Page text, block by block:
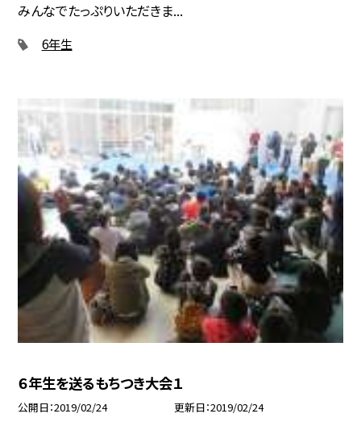
みんなでたっぷりいただきま...
6年生
６年生を送るもちつき大会１
公開日 2019/02/24 更新日 2019/02/24